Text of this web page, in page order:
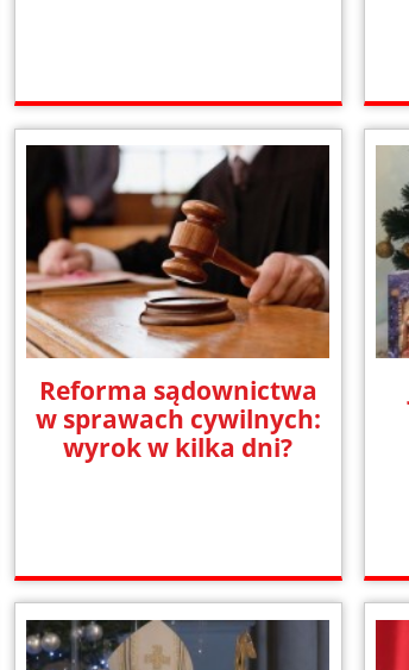
Reforma sądownictwa
w sprawach cywilnych:
wyrok w kilka dni?